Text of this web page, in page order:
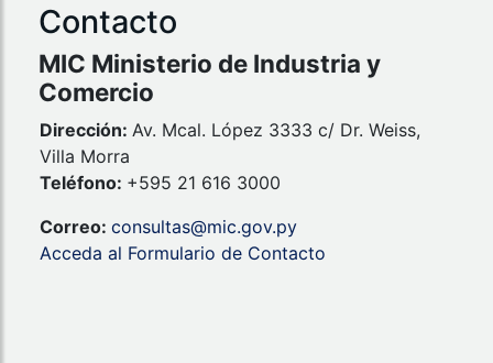
Contacto
MIC Ministerio de Industria y
Comercio
Dirección: Av. Mcal. López 3333 c/ Dr. Weiss,
Villa Morra
Teléfono: +595 21 616 3000
Correo: consultas@mic.gov.py
Acceda al Formulario de Contacto